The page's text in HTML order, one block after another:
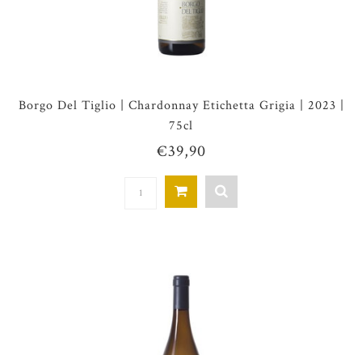
Borgo Del Tiglio | Chardonnay Etichetta Grigia | 2023 |
75cl
€39,90